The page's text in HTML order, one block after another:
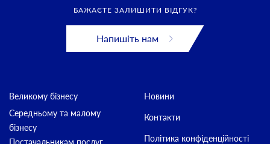
БАЖАЄТЕ ЗАЛИШИТИ ВІДГУК?
Напишіть нам
Великому бізнесу
Середньому та малому
бізнесу
Постачальникам послуг
Новини
Контакти
Політика конфіденційності